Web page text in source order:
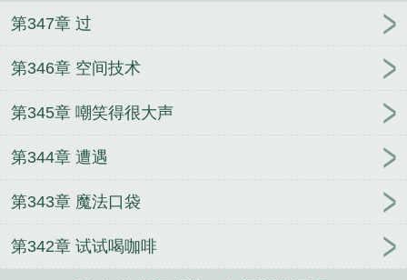
太理智穿书txt
《陪他打到世界顶尖，他却爱上别
叶老六，开局成为七尾人柱力
王
记之改变 世界与我为敌，那我杀个天翻地覆
白月光
【简】
我练魔功无反噬，背刺青梅狂倒贴
藏蓝（纯
百）
柳知语霍枫
满庭芳，农门医女
世无双
我网恋又翻车了
第347章 过
第346章 空间技术
第345章 嘲笑得很大声
第344章 遭遇
第343章 魔法口袋
第342章 试试喝咖啡